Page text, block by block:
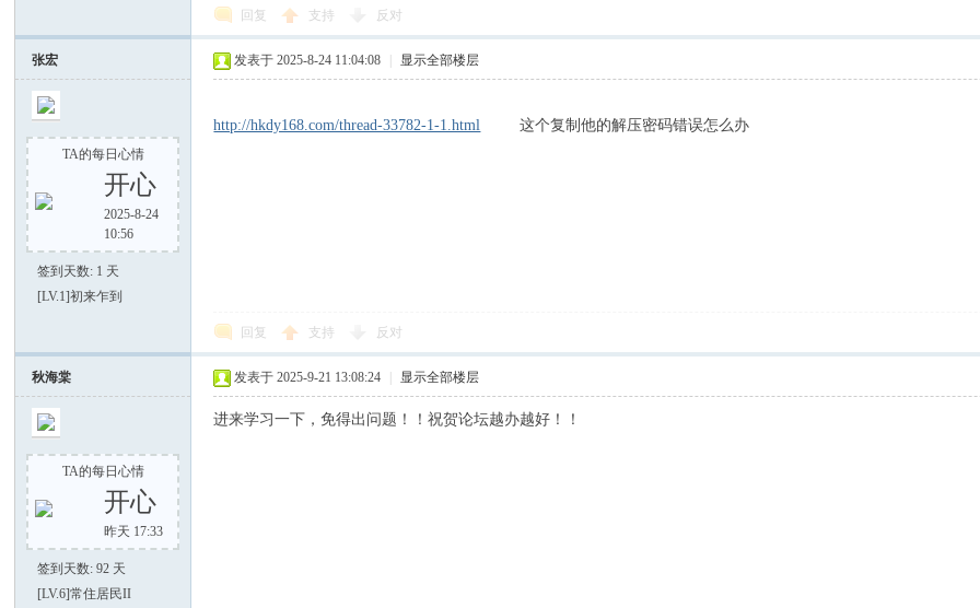
坛
回复 支持 反对
张宏
TA的每日心情
开心
2025-8-24
10:56
签到天数: 1 天
[LV.1]初来乍到
发表于 2025-8-24 11:04:08 显示全部楼层
http://hkdy168.com/thread-33782-1-1.html 这个复制他的解压密码错误怎么办
回复 支持 反对
秋海棠
TA的每日心情
开心
昨天 17:33
签到天数: 92 天
[LV.6]常住居民II
发表于 2025-9-21 13:08:24 显示全部楼层
进来学习一下，免得出问题！！祝贺论坛越办越好！！